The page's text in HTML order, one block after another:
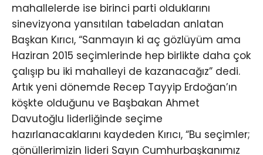
mahallelerde ise birinci parti olduklarını
sinevizyona yansıtılan tabeladan anlatan
Başkan Kırıcı, “Sanmayın ki aç gözlüyüm ama
Haziran 2015 seçimlerinde hep birlikte daha çok
çalışıp bu iki mahalleyi de kazanacağız” dedi.
Artık yeni dönemde Recep Tayyip Erdoğan’ın
köşkte olduğunu ve Başbakan Ahmet
Davutoğlu liderliğinde seçime
hazırlanacaklarını kaydeden Kırıcı, “Bu seçimler;
gönüllerimizin lideri Sayın Cumhurbaşkanımız